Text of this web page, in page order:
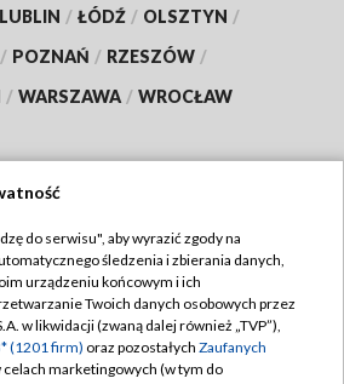
LUBLIN / ŁÓDŹ / OLSZTYN /
/ POZNAŃ / RZESZÓW /
/ WARSZAWA / WROCŁAW
TVP
Regulamin TVP
prywatności
do serwisu", aby wyrazić zgody na
śledzenia i zbierania danych,
urządzeniu końcowym i ich
Twoich danych osobowych przez
w likwidacji (zwaną dalej również „TVP”),
(1201 firm) oraz pozostałych Zaufanych
celach marketingowych (w tym do